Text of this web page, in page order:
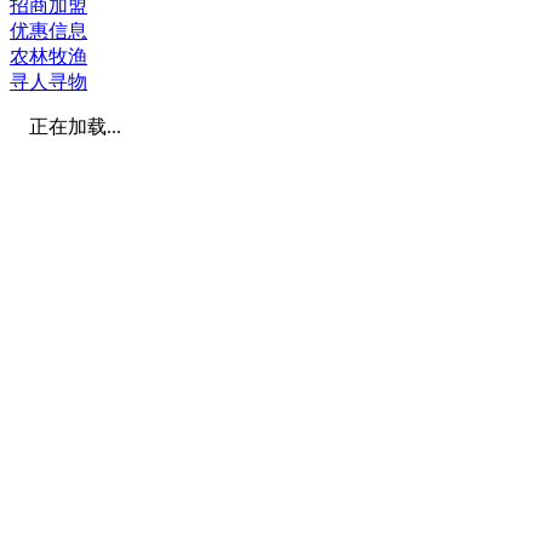
招商加盟
优惠信息
农林牧渔
寻人寻物
正在加载...